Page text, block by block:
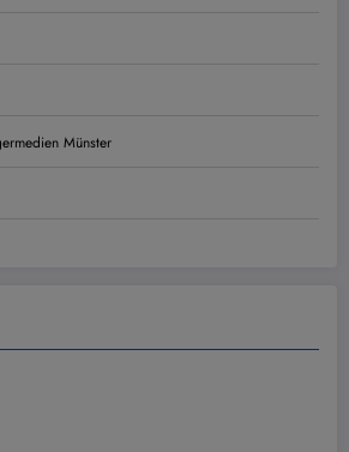
Münster